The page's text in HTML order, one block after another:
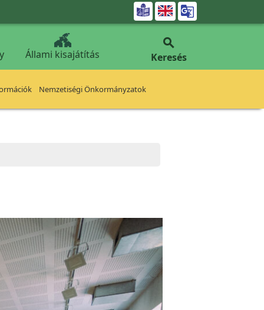

Állami kisajátítás

Keresés
Nemzetiségi Önkormányzatok